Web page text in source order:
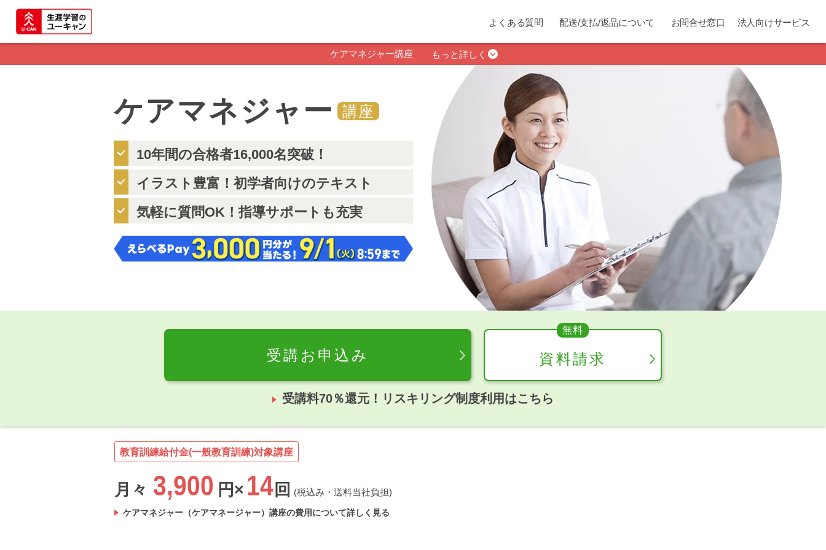
よくある質問 配送/支払/返品について お問合せ窓口 法人向けサービス
ケアマネジャー講座 もっと詳しく
ケアマネジャー 講座
10年間の合格者16,000名突破！
イラスト豊富！初学者向けのテキスト
気軽に質問OK！指導サポートも充実
受講お申込み 資料請求
受講料70％還元！リスキリング制度利用はこちら
教育訓練給付金(一般教育訓練)対象講座
月々 3,900 円× 14回 (税込み・送料当社負担)
ケアマネジャー（ケアマネージャー）講座の費用について詳しく見る